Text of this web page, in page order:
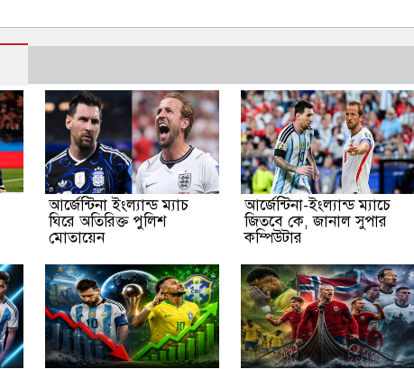
আর্জেন্টিনা ইংল্যান্ড ম্যাচ
ঘিরে অতিরিক্ত পুলিশ
মোতায়েন
আর্জেন্টিনা-ইংল্যান্ড ম্যাচে
জিতবে কে, জানাল সুপার
কম্পিউটার